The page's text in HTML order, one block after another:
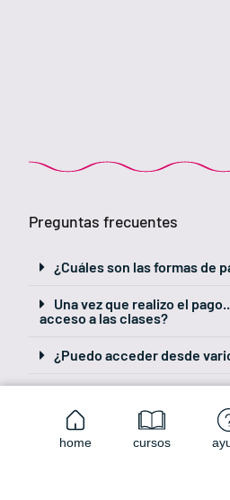
Preguntas frecuentes
¿Cuáles son las formas de
Una vez que realizo el
acceso a las clases?
¿Puedo acceder desde
¿Podré realizar consultas
home cursos